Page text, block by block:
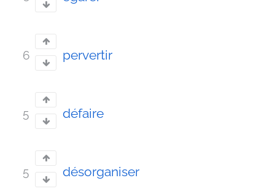
6 pervertir
5 défaire
5 désorganiser